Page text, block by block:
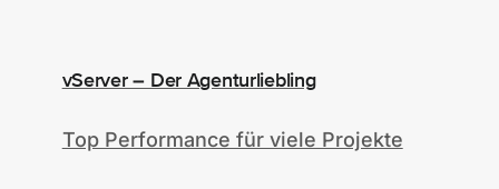
vServer – Der Agenturliebling
Top Performance für viele Projekte